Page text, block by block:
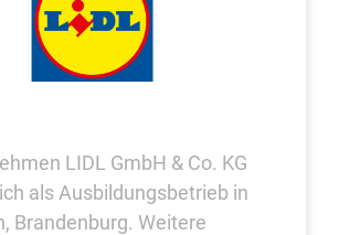
LIDL GmbH & Co. KG
als Ausbildungsbetrieb in
Brandenburg. Weitere